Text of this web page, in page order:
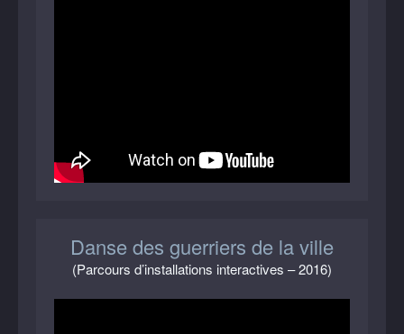
Danse des guerriers de la ville
(Parcours d’installations interactives – 2016)